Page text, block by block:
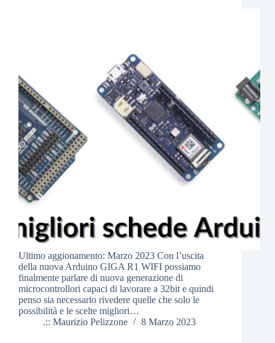
Ultimo aggionamento: Marzo 2023 Con l’uscita
della nuova Arduino GIGA R1 WIFI possiamo
finalmente parlare di nuova generazione di
microcontrollori capaci di lavorare a 32bit e quindi
penso sia necessario rivedere quelle che solo le
possibilità e le scelte migliori…
.:: Maurizio Pelizzone
8 Marzo 2023